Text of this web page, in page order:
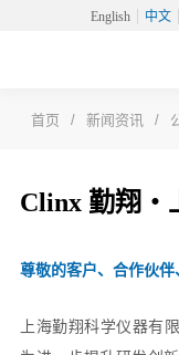
English 中文
首页 / 新闻资讯 /
Clinx 勤翔・